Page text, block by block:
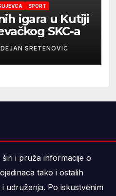
SPORT
igara u Kutiji
SKC-a
DEJAN SRETENOVIC
širi i pruža informacije o
tako i ostalih
udruženja. Po iskustvenim